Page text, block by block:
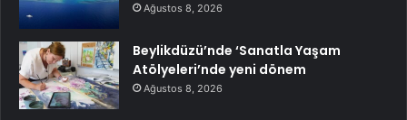
Ağustos 8, 2026
Beylikdüzü’nde ‘Sanatla Yaşam
Atölyeleri’nde yeni dönem
Ağustos 8, 2026